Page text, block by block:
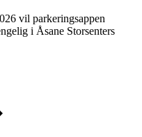
vil parkeringsappen
i Åsane Storsenters